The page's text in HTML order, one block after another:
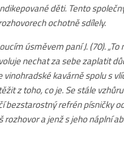
děti. Tento
ochotně sdílely.
úsměvem paní J. (70). „To
nechat za sebe zaplatit
kavárně spolu s
z toho, co je. Se stále
refrén písničky
a jenž s jeho náplní